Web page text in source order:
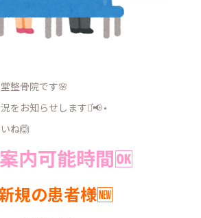
整骨院です🌸
をお知らせします⋆͛📢⋆
ね🙆
内可能時間🆗
規の患者様🆕